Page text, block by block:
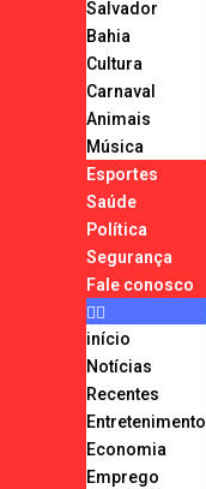
Salvador
Bahia
Cultura
Carnaval
Animais
Música
Esportes
Saúde
Política
Segurança
Fale conosco
início
Notícias
Recentes
Entretenimento
Economia
Emprego